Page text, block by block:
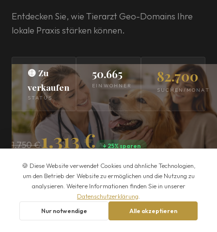
Entdecken Sie, wie Tierarzt Geo-Domains Ihre
lokale Praxis stärken können.
🟡 Zu
verkaufen
STATUS
50.665
EINWOHNER
82.700
SUCHEN/MONAT
1.750 €1.313 € ↓ 25% sparen
JETZT KAUFEN
🍪 Diese Website verwendet Cookies und ähnliche Technologien,
um den Betrieb der Website zu ermöglichen und die Nutzung zu
analysieren. Weitere Informationen finden Sie in unserer
Datenschutzerklärung
Nur notwendige Alle akzeptieren